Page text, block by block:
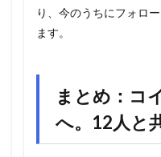
り、今のうちにフォロ
ます。
まとめ：コ
へ。12人と